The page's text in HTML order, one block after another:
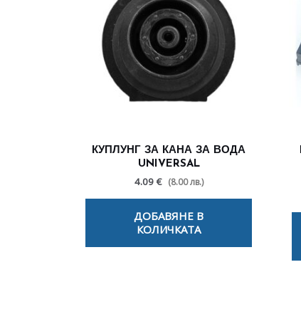
КУПЛУНГ ЗА КАНА ЗА ВОДА
UNIVERSAL
4.09 € (8.00 лв.)
ДОБАВЯНЕ В
КОЛИЧКАТА